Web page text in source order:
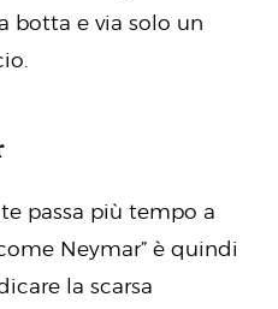
botta e via solo un
passa più tempo a
Neymar” è quindi
la scarsa